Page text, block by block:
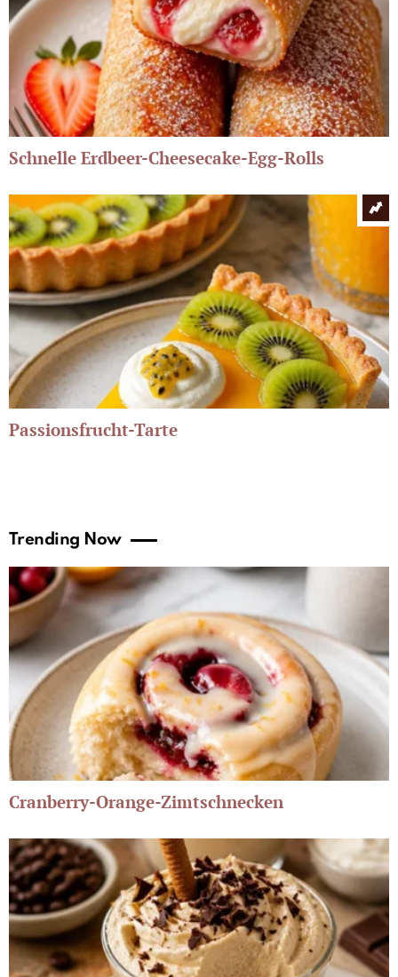
Schnelle Erdbeer-Cheesecake-Egg-Rolls
Passionsfrucht-Tarte
Trending Now
Cranberry-Orange-Zimtschnecken